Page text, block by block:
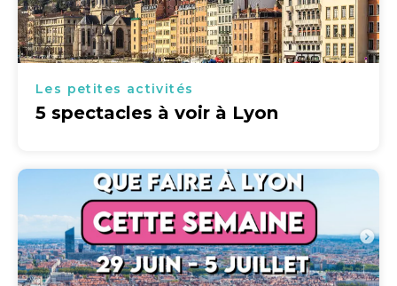
Les petites activités
5 spectacles à voir à Lyon